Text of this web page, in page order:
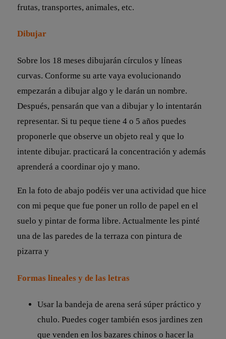
frutas, transportes, animales, etc.
Dibujar
Sobre los 18 meses dibujarán círculos y líneas
curvas. Conforme su arte vaya evolucionando
empezarán a dibujar algo y le darán un nombre.
Después, pensarán que van a dibujar y lo intentarán
representar. Si tu peque tiene 4 o 5 años puedes
proponerle que observe un objeto real y que lo
intente dibujar. practicará la concentración y además
aprenderá a coordinar ojo y mano.
En la foto de abajo podéis ver una actividad que hice
con mi peque que fue poner un rollo de papel en el
suelo y pintar de forma libre. Actualmente les pinté
una de las paredes de la terraza con pintura de
pizarra y
Formas lineales y de las letras
Usar la bandeja de arena será súper práctico y
chulo. Puedes coger también esos jardines zen
que venden en los bazares chinos o hacer la